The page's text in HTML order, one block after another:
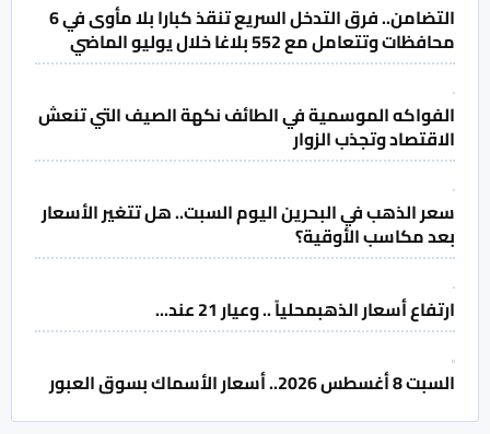
التضامن.. فرق التدخل السريع تنقذ كبارا بلا مأوى في 6
محافظات وتتعامل مع 552 بلاغا خلال يوليو الماضي
الفواكه الموسمية في الطائف نكهة الصيف التي تنعش
الاقتصاد وتجذب الزوار
سعر الذهب في البحرين اليوم السبت.. هل تتغير الأسعار
بعد مكاسب الأوقية؟
ارتفاع أسعار الذهبمحلياً .. وعيار 21 عند...
السبت 8 أغسطس 2026.. أسعار الأسماك بسوق العبور